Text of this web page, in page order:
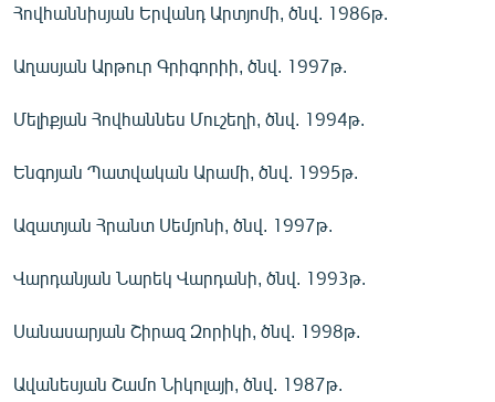
Հովհաննիսյան Երվանդ Արտյոմի, ծնվ. 1986թ.
Աղասյան Արթուր Գրիգորիի, ծնվ. 1997թ.
Մելիքյան Հովհաննես Մուշեղի, ծնվ. 1994թ.
Ենգոյան Պատվական Արամի, ծնվ. 1995թ.
Ազատյան Հրանտ Սեմյոնի, ծնվ. 1997թ.
Վարդանյան Նարեկ Վարդանի, ծնվ. 1993թ.
Սանասարյան Շիրազ Զորիկի, ծնվ. 1998թ.
Ավանեսյան Շամո Նիկոլայի, ծնվ. 1987թ.